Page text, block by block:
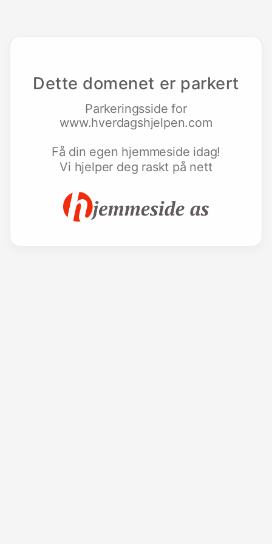
Dette domenet er parkert
Parkeringsside for
www.hverdagshjelpen.com
Få din egen hjemmeside idag!
Vi hjelper deg raskt på nett